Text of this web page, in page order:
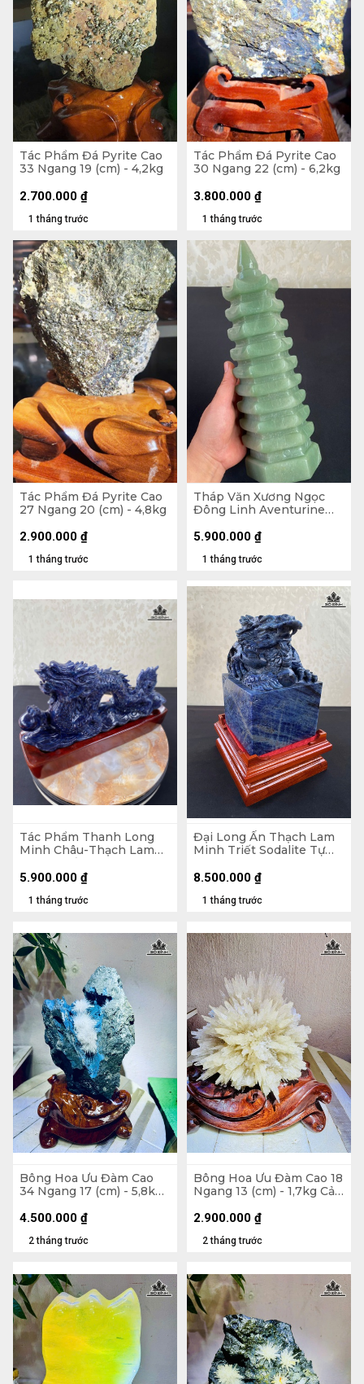
Tác Phẩm Đá Pyrite Cao
33 Ngang 19 (cm) - 4,2kg
1 tháng trước
2.700.000 ₫
Tác Phẩm Đá Pyrite Cao
30 Ngang 22 (cm) - 6,2kg
1 tháng trước
3.800.000 ₫
Tác Phẩm Đá Pyrite Cao
27 Ngang 20 (cm) - 4,8kg
1 tháng trước
2.900.000 ₫
Tháp Văn Xương Ngọc
Đông Linh Aventurine
Ngang 10,3 x Dày 9 (cm)
1 tháng trước
5.900.000 ₫
Tác Phẩm Thanh Long
Minh Châu-Thạch Lam
Minh Triết Sodalite Tự
Nhiên - Tượng đá 3,35kg
35,5x17x9 (cm ) - Riêng
Đế đế 4,75kg 21,5x35x12
1 tháng trước
5.900.000 ₫
Đại Long Ấn Thạch Lam
Minh Triết Sodalite Tự
1 tháng trước
8.500.000 ₫
Bông Hoa Ưu Đàm Cao
34 Ngang 17 (cm) - 5,8kg
2 tháng trước
4.500.000 ₫
Bông Hoa Ưu Đàm Cao 18
Ngang 13 (cm) - 1,7kg Cả
2 tháng trước
2.900.000 ₫